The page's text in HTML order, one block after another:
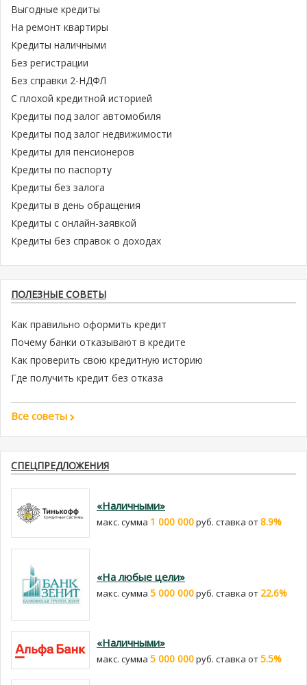
Выгодные кредиты
На ремонт квартиры
Кредиты наличными
Без регистрации
Без справки 2-НДФЛ
С плохой кредитной историей
Кредиты под залог автомобиля
Кредиты под залог недвижимости
Кредиты для пенсионеров
Кредиты по паспорту
Кредиты без залога
Кредиты в день обращения
Кредиты с онлайн-заявкой
Кредиты без справок о доходах
ПОЛЕЗНЫЕ СОВЕТЫ
Как правильно оформить кредит
Почему банки отказывают в кредите
Как проверить свою кредитную историю
Где получить кредит без отказа
Все советы
СПЕЦПРЕДЛОЖЕНИЯ
«Наличными»
макс. сумма 1 000 000руб. cтавка от8.9%
«На любые цели»
макс. сумма 5 000 000руб. cтавка от 22.6%
«Наличными»
макс. сумма 5 000 000руб. cтавка от5.5%